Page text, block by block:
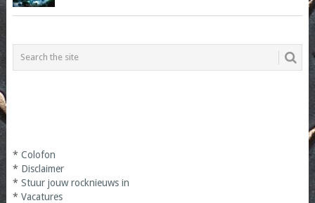
* Colofon
* Disclaimer
* Stuur jouw rocknieuws in
* Vacatures